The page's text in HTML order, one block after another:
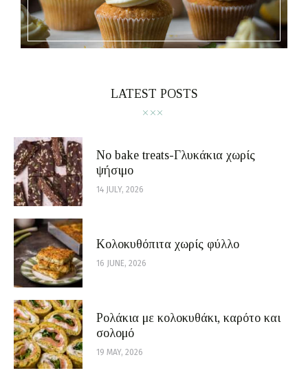
LATEST POSTS
No bake treats-Γλυκάκια χωρίς
ψήσιμο
14 JULY, 2026
Κολοκυθόπιτα χωρίς φύλλο
16 JUNE, 2026
Ρολάκια με κολοκυθάκι, καρότο και
σολομό
19 MAY, 2026